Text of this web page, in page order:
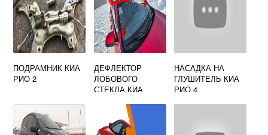
ПОДРАМНИК КИА
РИО 2
ДЕФЛЕКТОР
ЛОБОВОГО
СТЕКЛА КИА
НАСАДКА НА
ГЛУШИТЕЛЬ КИА
РИО 4